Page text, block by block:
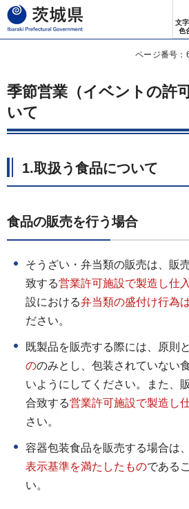
茨城県
文
色
ページ番号：
季節営業（イベントの許
いて
1.取扱う食品について
食品の販売を行う場合
そうざい・弁当類の販売は、販
致する営業許可施設で製造し仕
設における弁当類の盛付け行為
ださい。
既製品を販売する際には、原則
ののみとし、包装されていない
いようにしてください。また、
合致する営業許可施設で製造し
さい。
容器包装食品を販売する場合は、
表示基準を満たしたものである
い。